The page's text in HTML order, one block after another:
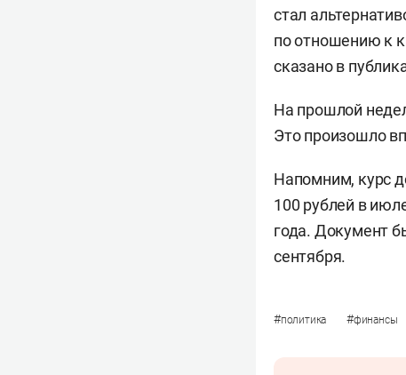
стал
по отношению к
сказано в
На прошлой
Это произошло
Напомним, курс
100 рублей в
года. Документ
сентября.
#политика #финансы